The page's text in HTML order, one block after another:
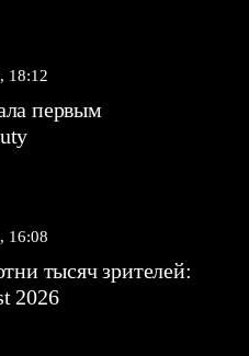
18:12
первым
16:08
тысяч зрителей:
2026